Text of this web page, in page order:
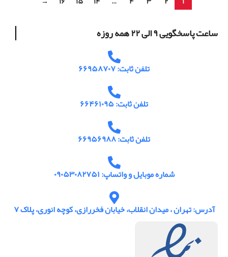
ساعت پاسخگویی ۹ الی ۲۲ همه روزه
تلفن ثابت: ۶۶۹۵۸۷۰۷
تلفن ثابت: ۶۶۴۶۱۰۹۵
تلفن ثابت: ۶۶۹۵۶۹۸۸
شماره موبایل و واتساپ: ۰۹۰۵۳۰۸۲۷۵۱
آدرس: تهران ، میدان انقلاب، خیابان فخررازی، کوچه انوری، پلاک ۷